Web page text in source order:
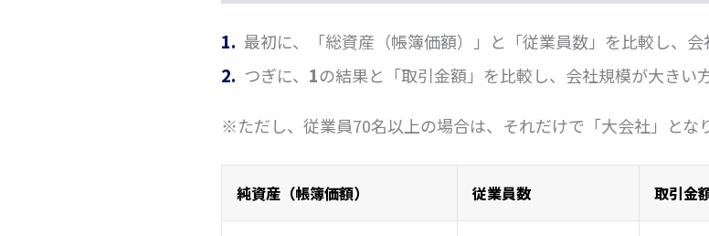
最初に、「総資産（帳簿価額）」と「従業員数」を比較し、会
つぎに、 1の結果と「取引金額」を比較し、会社規模が大きい
※ただし、従業員70名以上の場合は、それだけで「大会社」とな
純資産（帳簿価額） 従業員数 取引金